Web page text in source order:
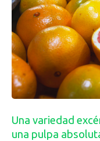
Una variedad
una pulpa